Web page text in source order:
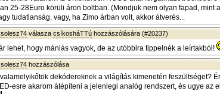
25-28Euro körüli áron boltban. (Mondjuk nem olyan fapad, mint
tudatlanság, vagy, ha Zimo árban volt, akkor átverés...
válasza csíkosháTTú hozzászólására (#20237)
lehet, hogy mániás vagyok, de az utóbbira tippelnék a leírtakból!
hozzászólása
valamelyikőtök dekódereknek a világítás kimenetén feszültséget?
esre akarom átépíteni a jelenlegi analóg rendszert, és ugye az